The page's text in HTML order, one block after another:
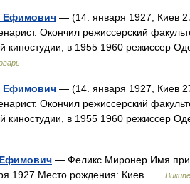
Ефимович — (14. января 1927, Киев
Окончил режиссерский
киностудии, в 1955 1960 режиссер
Ефимович — (14. января 1927, Киев
Окончил режиссерский
киностудии, в 1955 1960 режиссер
— Феликс Миронер Имя
1927 Место рождения: Киев …